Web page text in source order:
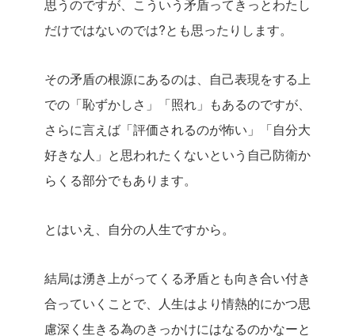
思うのですが、こういう矛盾ってきっとわたし
だけではないのでは?とも思ったりします。
その矛盾の根源にあるのは、自己表現をする上
での「恥ずかしさ」「照れ」もあるのですが、
さらに言えば「評価されるのが怖い」「自分大
好きな人」と思われたくないという自己防衛か
らくる部分でもあります。
とはいえ、自分の人生ですから。
結局は湧き上がってくる矛盾とも向き合い付き
合っていくことで、人生はより情熱的にかつ思
慮深く生きる為のきっかけにはなるのかなーと